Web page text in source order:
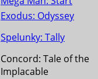
Exodus: Odyssey
Spelunky: Tally
Concord: Tale of the
Implacable